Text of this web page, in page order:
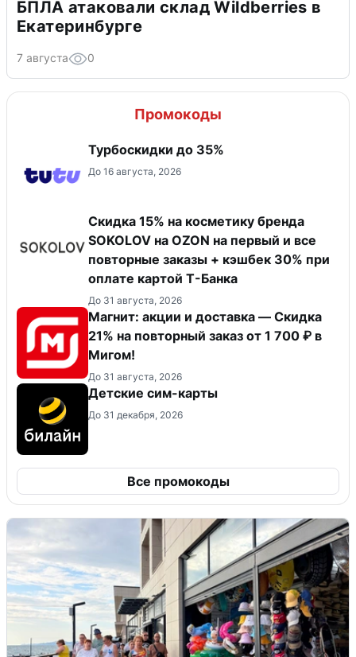
БПЛА атаковали склад Wildberries в
Екатеринбурге
7 августа 0
Промокоды
Турбоскидки до 35%
До 16 августа, 2026
Скидка 15% на косметику бренда
SOKOLOV на OZON на первый и все
повторные заказы + кэшбек 30% при
оплате картой Т-Банка
До 31 августа, 2026
Магнит: акции и доставка — Скидка
21% на повторный заказ от 1 700 ₽ в
Мигом!
До 31 августа, 2026
Детские сим-карты
До 31 декабря, 2026
Все промокоды